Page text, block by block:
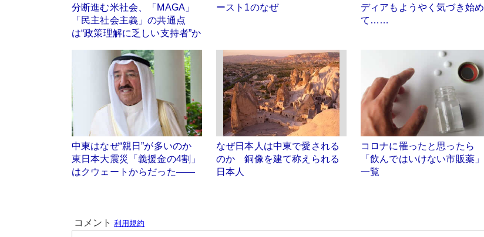
分断進む米社会、「MAGA」
「民主社会主義」の共通点
は“政策理解に乏しい支持者”か
ースト1のなぜ
ディアもようやく気づき始め
て……
中東はなぜ“親日”が多いのか
東日本大震災「義援金の4割」
はクウェートからだった――
なぜ日本人は中東で愛される
のか 銅像を建て称えられる
日本人
コロナに罹ったと思ったら
「飲んではいけない市販薬」
一覧